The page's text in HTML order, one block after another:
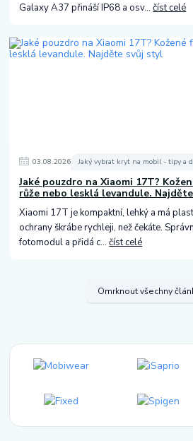
Galaxy A37 přináší IP68 a osv...číst celé
03.08.2026 Jaký vybrat kryt na mobil - tipy a
Jaké pouzdro na Xiaomi 17T?
růže nebo lesklá levandule.
Xiaomi 17T je kompaktní, lehký a má
ochrany škrábe rychleji, než čekáte.
fotomodul a přidá c...číst celé
Omrknout všechny